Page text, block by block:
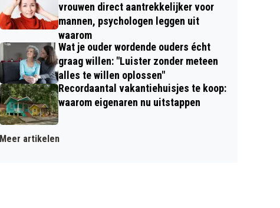
vrouwen direct aantrekkelijker voor
mannen, psychologen leggen uit
waarom
Wat je ouder wordende ouders écht
graag willen: "Luister zonder meteen
alles te willen oplossen"
Recordaantal vakantiehuisjes te koop:
waarom eigenaren nu uitstappen
Meer artikelen